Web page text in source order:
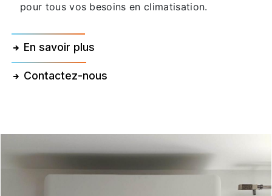
pour tous vos besoins en climatisation.
En savoir plus
Contactez-nous